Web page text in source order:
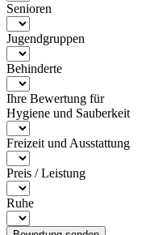
Senioren
Jugendgruppen
Behinderte
Ihre Bewertung für
Hygiene und Sauberkeit
Freizeit und Ausstattung
Preis / Leistung
Ruhe